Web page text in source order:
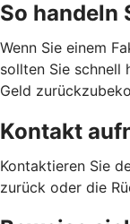
So handeln
Wenn Sie einem
sollten Sie schnell
Geld
Kontakt
Kontaktieren Sie
zurück oder die